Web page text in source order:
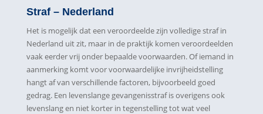
Straf – Nederland
Het is mogelijk dat een veroordeelde zijn volledige straf in
Nederland uit zit, maar in de praktijk komen veroordeelden
vaak eerder vrij onder bepaalde voorwaarden. Of iemand in
aanmerking komt voor voorwaardelijke invrijheidstelling
hangt af van verschillende factoren, bijvoorbeeld goed
gedrag. Een levenslange gevangenisstraf is overigens ook
levenslang en niet korter in tegenstelling tot wat veel